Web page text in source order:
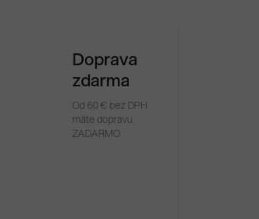
Doprava
zdarma
Od 60 € bez DPH
máte dopravu
ZADARMO